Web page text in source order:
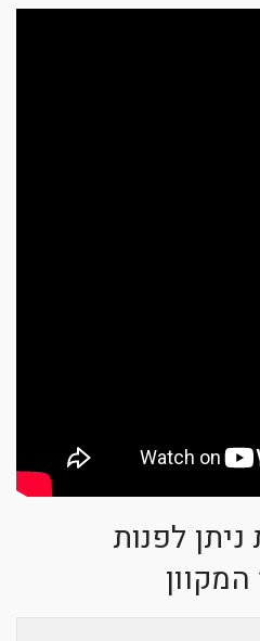
ניתן לפנות